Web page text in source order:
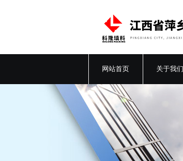
网站首页 关于我们